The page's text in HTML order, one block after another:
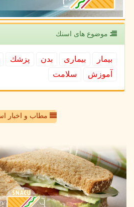
موضوع های اسنك
بیمار بیماری بدن پزشك
آموزش
سلامت
مطاب و اخبار